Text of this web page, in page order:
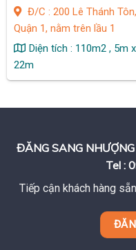
Đ/C : 200 Lê Thánh Tôn,
Quận 1, nằm trên lầu 1
Diện tích : 110m2 , 5m x
22m
ĐĂNG SANG
Tel :
Tiếp cận khách hàng